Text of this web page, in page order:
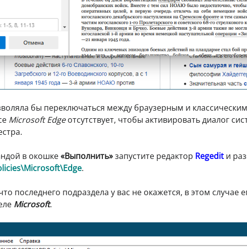
бы переключаться между браузерным и
Microsoft Edgeотсутствует, чтобы активировать диалог
в окошке«Выполнить»запустите редактор Regedit и
.
последнего подраздела у вас не окажется, в этом случае
Microsoft.